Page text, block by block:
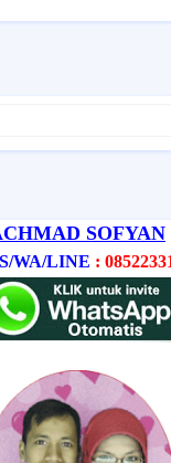
SOFYAN
WA/LINE :